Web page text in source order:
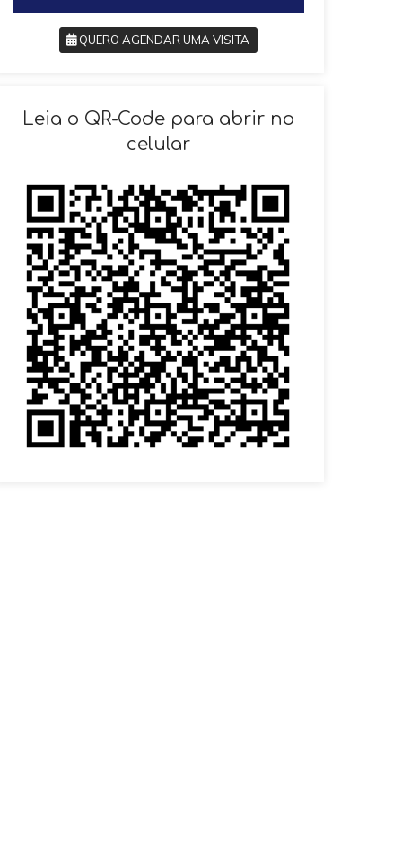
QUERO AGENDAR UMA VISITA
VOLTAR
Leia o QR-Code para abrir no
celular